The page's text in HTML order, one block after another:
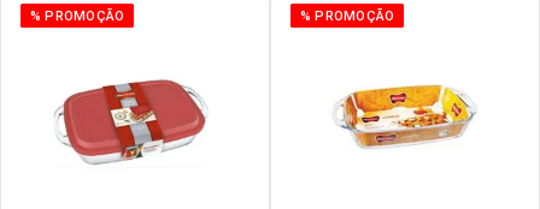
% PROMOÇÃO % PROMOÇÃO